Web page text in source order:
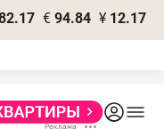
€ 94.84 ¥ 12.17